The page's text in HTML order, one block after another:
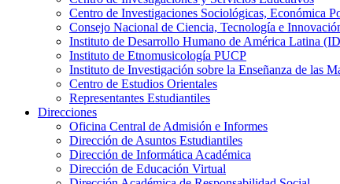
Centro de Investigaciones Sociológicas, Económica
Consejo Nacional de Ciencia, Tecnología e
Instituto de Desarrollo Humano de América Latina
Instituto de Etnomusicología PUCP
Instituto de Investigación sobre la Enseñanza de las
Centro de Estudios Orientales
Representantes Estudiantiles
Direcciones
Oficina Central de Admisión e Informes
Dirección de Asuntos Estudiantiles
Dirección de Informática Académica
Dirección de Educación Virtual